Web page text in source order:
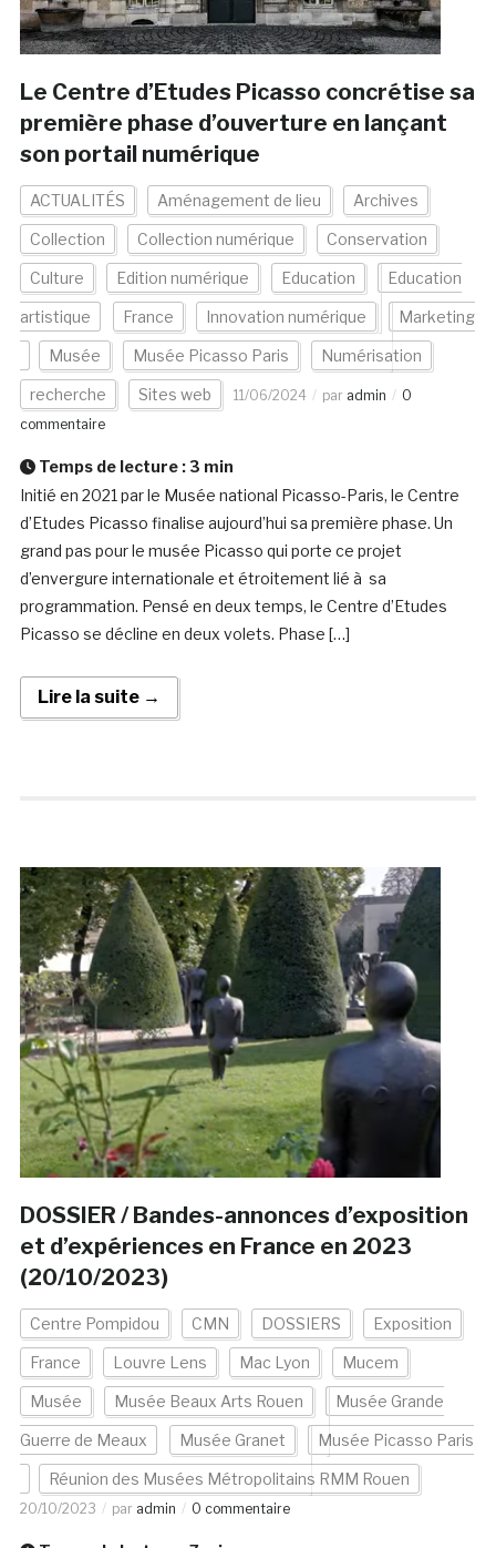
Le Centre d’Etudes Picasso concrétise sa
première phase d’ouverture en lançant
son portail numérique
ACTUALITÉS Aménagement de lieu Archives
Collection Collection numérique Conservation
Culture Edition numérique Education Education
artistique France Innovation numérique Marketing
Musée Musée Picasso Paris Numérisation
recherche Sites web 11/06/2024 par admin
0
commentaire
Temps de lecture : 3 min
Initié en 2021 par le Musée national Picasso-Paris, le Centre
d’Etudes Picasso finalise aujourd’hui sa première phase. Un
grand pas pour le musée Picasso qui porte ce projet
d’envergure internationale et étroitement lié à sa
programmation. Pensé en deux temps, le Centre d’Etudes
Picasso se décline en deux volets. Phase […]
Lire la suite →
DOSSIER / Bandes-annonces d’exposition
et d’expériences en France en 2023
(20/10/2023)
Centre Pompidou CMN DOSSIERS Exposition
France Louvre Lens Mac Lyon Mucem
Musée Musée Beaux Arts Rouen Musée Grande
Guerre de Meaux Musée Granet Musée Picasso Paris
Réunion des Musées Métropolitains RMM Rouen
20/10/2023 par admin 0 commentaire